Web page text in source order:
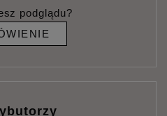
podglądu?